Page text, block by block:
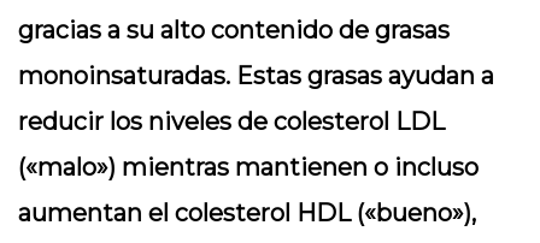
gracias a su alto contenido de grasas
monoinsaturadas. Estas grasas ayudan a
reducir los niveles de colesterol LDL
(«malo») mientras mantienen o incluso
aumentan el colesterol HDL («bueno»),